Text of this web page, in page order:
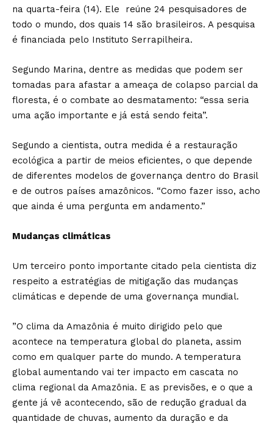
na quarta-feira (14). Ele reúne 24 pesquisadores de
todo o mundo, dos quais 14 são brasileiros. A pesquisa
é financiada pelo Instituto Serrapilheira.
Segundo Marina, dentre as medidas que podem ser
tomadas para afastar a ameaça de colapso parcial da
floresta, é o combate ao desmatamento: “essa seria
uma ação importante e já está sendo feita”.
Segundo a cientista, outra medida é a restauração
ecológica a partir de meios eficientes, o que depende
de diferentes modelos de governança dentro do Brasil
e de outros países amazônicos. “Como fazer isso, acho
que ainda é uma pergunta em andamento.”
Mudanças climáticas
Um terceiro ponto importante citado pela cientista diz
respeito a estratégias de mitigação das mudanças
climáticas e depende de uma governança mundial.
”O clima da Amazônia é muito dirigido pelo que
acontece na temperatura global do planeta, assim
como em qualquer parte do mundo. A temperatura
global aumentando vai ter impacto em cascata no
clima regional da Amazônia. E as previsões, e o que a
gente já vê acontecendo, são de redução gradual da
quantidade de chuvas, aumento da duração e da